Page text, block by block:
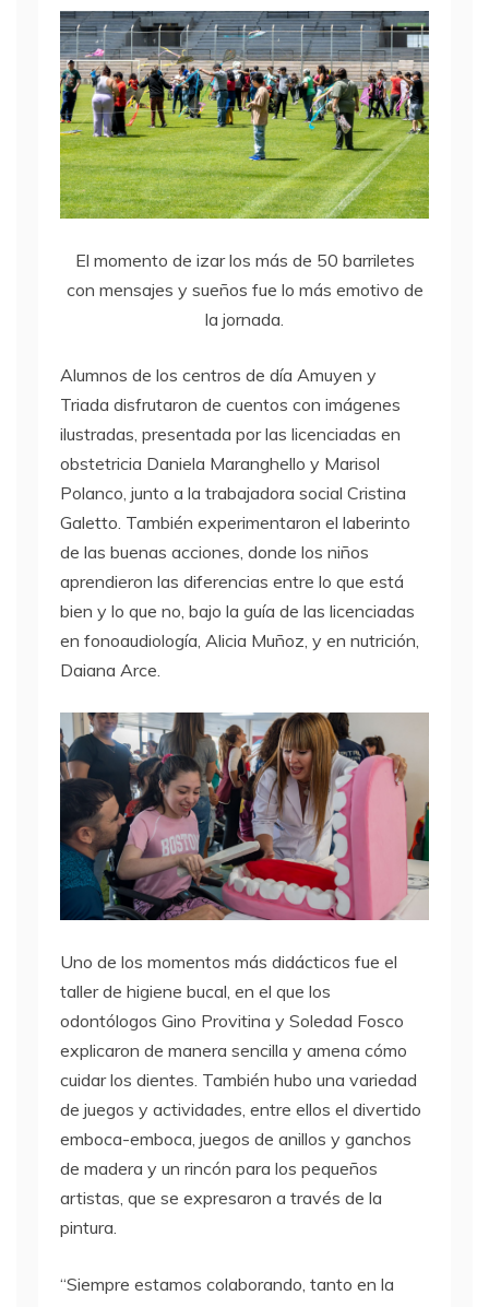
El momento de izar los más de 50 barriletes
con mensajes y sueños fue lo más emotivo de
la jornada.
Alumnos de los centros de día Amuyen y
Triada disfrutaron de cuentos con imágenes
ilustradas, presentada por las licenciadas en
obstetricia Daniela Maranghello y Marisol
Polanco, junto a la trabajadora social Cristina
Galetto. También experimentaron el laberinto
de las buenas acciones, donde los niños
aprendieron las diferencias entre lo que está
bien y lo que no, bajo la guía de las licenciadas
en fonoaudiología, Alicia Muñoz, y en nutrición,
Daiana Arce.
Uno de los momentos más didácticos fue el
taller de higiene bucal, en el que los
odontólogos Gino Provitina y Soledad Fosco
explicaron de manera sencilla y amena cómo
cuidar los dientes. También hubo una variedad
de juegos y actividades, entre ellos el divertido
emboca-emboca, juegos de anillos y ganchos
de madera y un rincón para los pequeños
artistas, que se expresaron a través de la
pintura.
“Siempre estamos colaborando, tanto en la